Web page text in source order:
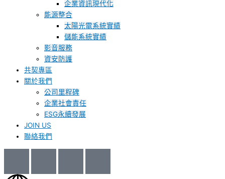
企業資訊現代化
能源整合
太陽光電系統實績
儲能系統實績
影音服務
資安防護
共契專區
關於我們
公司里程碑
企業社會責任
ESG永續發展
JOIN US
聯絡我們